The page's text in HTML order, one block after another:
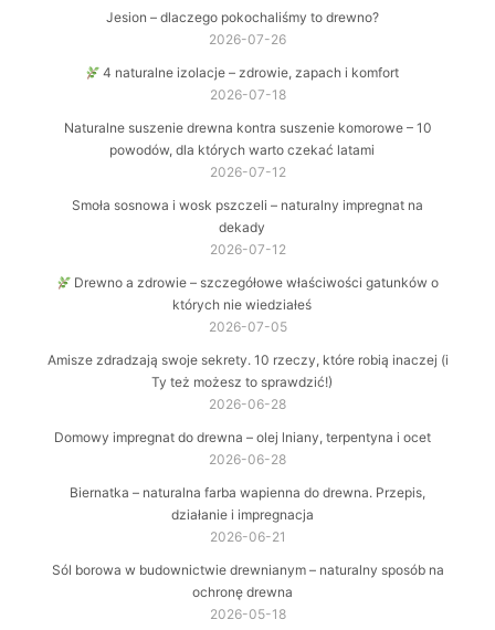
Jesion – dlaczego pokochaliśmy to drewno?
2026-07-26
4 naturalne izolacje – zdrowie, zapach i komfort
2026-07-18
Naturalne suszenie drewna kontra suszenie komorowe – 10
powodów, dla których warto czekać latami
2026-07-12
Smoła sosnowa i wosk pszczeli – naturalny impregnat na
dekady
2026-07-12
Drewno a zdrowie – szczegółowe właściwości gatunków o
których nie wiedziałeś
2026-07-05
Amisze zdradzają swoje sekrety. 10 rzeczy, które robią inaczej (i
Ty też możesz to sprawdzić!)
2026-06-28
Domowy impregnat do drewna – olej lniany, terpentyna i ocet
2026-06-28
Biernatka – naturalna farba wapienna do drewna. Przepis,
działanie i impregnacja
2026-06-21
Sól borowa w budownictwie drewnianym – naturalny sposób na
ochronę drewna
2026-05-18